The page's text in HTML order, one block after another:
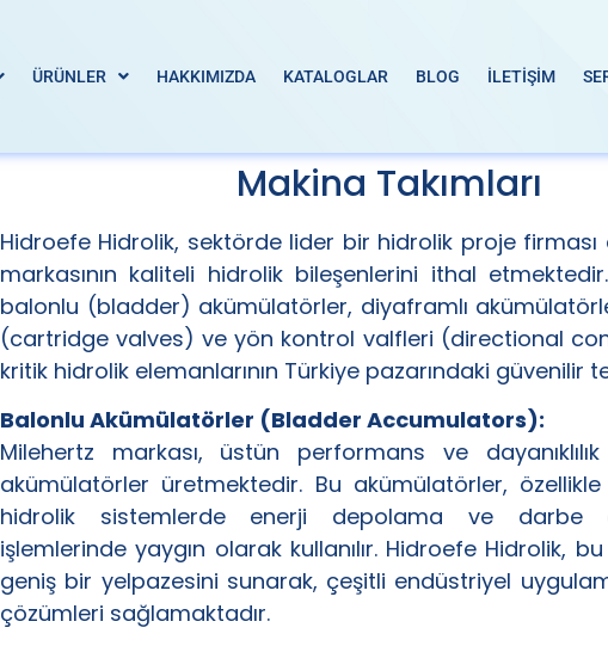
ÜRÜNLER HAKKIMIZDA KATALOGLAR BLOG İLETİŞİM
Makina Takımları
Hidroefe Hidrolik, sektörde lider bir hidrolik proje firması
markasının kaliteli hidrolik bileşenlerini ithal
balonlu (bladder) akümülatörler, diyaframlı
(cartridge valves) ve yön kontrol valfleri (directional
kritik hidrolik elemanlarının Türkiye pazarındaki güvenilir
Balonlu Akümülatörler (Bladder Accumulators):
Milehertz markası, üstün performans ve
akümülatörler üretmektedir. Bu akümülatörler, özellikle
hidrolik sistemlerde enerji depolama ve darbe
işlemlerinde yaygın olarak kullanılır. Hidroefe Hidrolik,
geniş bir yelpazesini sunarak, çeşitli endüstriyel
çözümleri sağlamaktadır.